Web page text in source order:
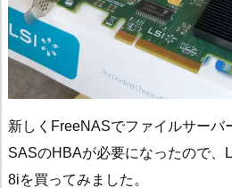
新しくFreeNASでファイルサーバ
SASのHBAが必要になったので、
8iを買ってみました。